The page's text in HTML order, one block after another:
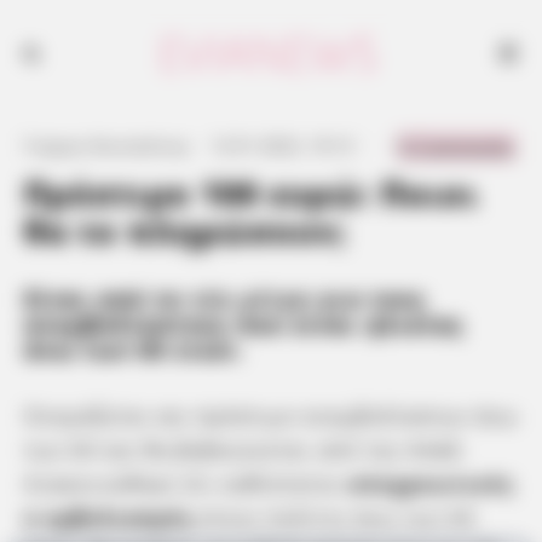
Πρόστιμο 100 ευρώ: Ποιοι
θα το πληρώσουν;
Είναι από τανέα μέτραγια τους
ανεμβολίαστους που είναι ηλικίας
άνω των 60 ετών.
υποχρεωτικός
ο εμβολιασμός